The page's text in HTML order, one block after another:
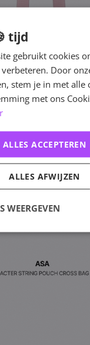
tijd
gebruikt cookies
Door
stem je in met alle
met ons
ALLES ACCEPTEREN
ALLES AFWIJZEN
WEERGEVEN